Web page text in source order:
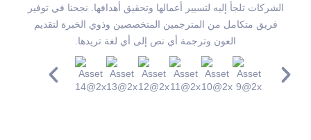
الشركات تلجأ إليه لتسيير أعمالها وتحقيق أهدافها. نجحنا في توفير
فريق متكامل من المترجمين المتخصصين وذوي الخبرة لتقديم
العون وترجمة أي نص إلى أي لغة تريدها.